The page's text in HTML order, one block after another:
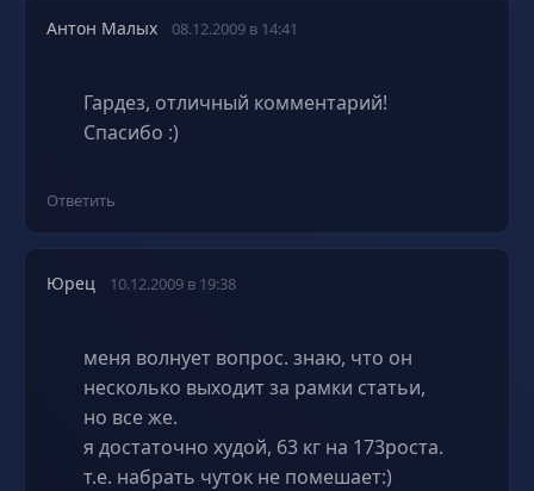
Антон Малых 08.12.2009 в 14:41
Гардез, отличный комментарий!
Спасибо :)
Ответить
Юрец 10.12.2009 в 19:38
меня волнует вопрос. знаю, что он
несколько выходит за рамки статьи,
но все же.
я достаточно худой, 63 кг на 173роста.
т.е. набрать чуток не помешает:)